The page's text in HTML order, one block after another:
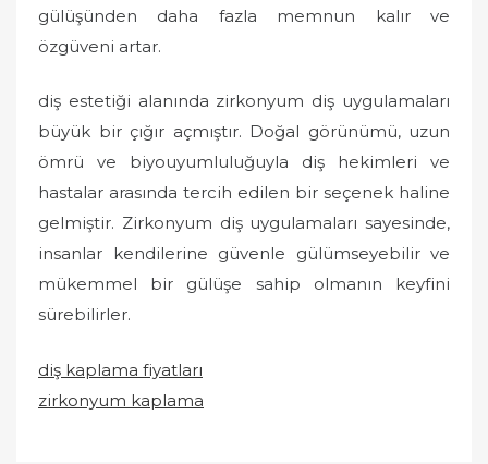
gülüşünden daha fazla memnun kalır ve
özgüveni artar.
diş estetiği alanında zirkonyum diş uygulamaları
büyük bir çığır açmıştır. Doğal görünümü, uzun
ömrü ve biyouyumluluğuyla diş hekimleri ve
hastalar arasında tercih edilen bir seçenek haline
gelmiştir. Zirkonyum diş uygulamaları sayesinde,
insanlar kendilerine güvenle gülümseyebilir ve
mükemmel bir gülüşe sahip olmanın keyfini
sürebilirler.
diş kaplama fiyatları
zirkonyum kaplama